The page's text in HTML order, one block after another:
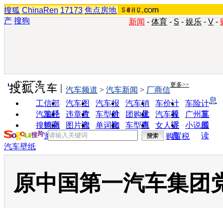
搜狐 ChinaRen 17173 焦点房地
产 搜狗 新闻 - 体育 - S - 娱乐 - V -
实用工具 更多>>
工信部
油耗
汽车图
片
汽车报
价
汽车销
量
车价计
算
车险计
算
汽车经
销商
违章查
询
车型对
比
团购优
惠
汽车投
诉
广州车
展
搜狗浏
览器
图片欣
赏
单词翻
车型查
询
女人宝
典
小说阅
读
汽车频道 > 汽车新闻 > 厂商信
息
购置税
汽车壁纸
原中国第一汽车集团